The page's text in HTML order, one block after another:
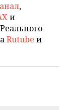
,
и
Rutube и